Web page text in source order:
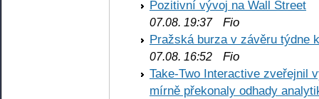
Pozitivní vývoj na Wall Street
07.08. 19:37Fio
Pražská burza v závěru týdne
07.08. 16:52 Fio
Take-Two Interactive zveřejnil
mírně překonaly odhady